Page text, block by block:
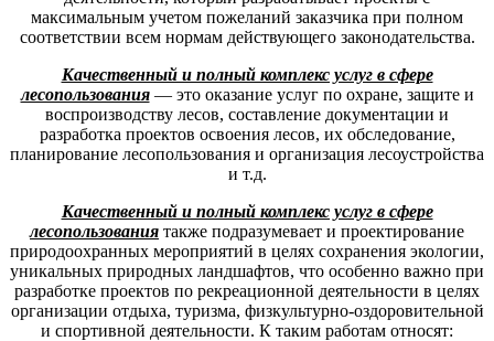
максимальным учетом пожеланий заказчика при полном
соответствии всем нормам действующего законодательства.
Качественный и полный комплекс услуг в сфере
лесопользования― это оказание услуг по охране, защите и
воспроизводству лесов, составление документации и
разработка проектов освоения лесов, их обследование,
планирование лесопользования и организация лесоустройства
и т.д.
Качественный и полный комплекс услуг в сфере
лесопользования также подразумевает и проектирование
природоохранных мероприятий в целях сохранения экологии,
уникальных природных ландшафтов, что особенно важно при
разработке проектов по рекреационной деятельности в целях
организации отдыха, туризма, физкультурно-оздоровительной
и спортивной деятельности. К таким работам относят: